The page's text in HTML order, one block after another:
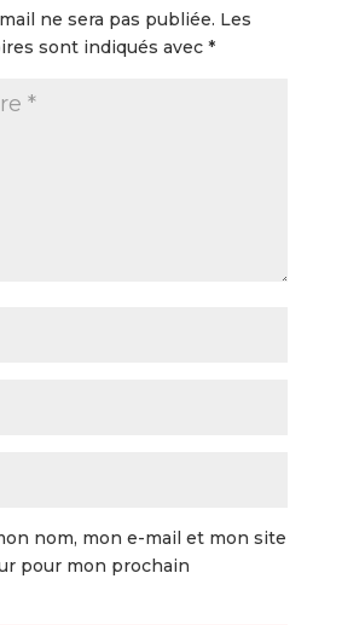
ne sera pas publiée. Les
sont indiqués avec *
nom, mon e-mail et mon site
pour mon prochain